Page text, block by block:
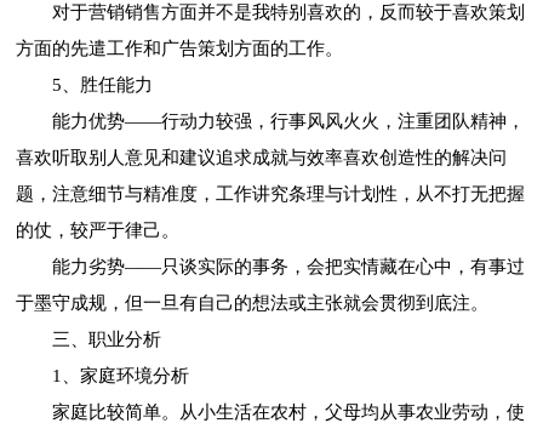
对于营销销售方面并不是我特别喜欢的，反而较于喜欢策划
方面的先遣工作和广告策划方面的工作。
5、胜任能力
能力优势——行动力较强，行事风风火火，注重团队精神，
喜欢听取别人意见和建议追求成就与效率喜欢创造性的解决问
题，注意细节与精准度，工作讲究条理与计划性，从不打无把握
的仗，较严于律己。
能力劣势——只谈实际的事务，会把实情藏在心中，有事过
于墨守成规，但一旦有自己的想法或主张就会贯彻到底注。
三、职业分析
1、家庭环境分析
家庭比较简单。从小生活在农村，父母均从事农业劳动，使